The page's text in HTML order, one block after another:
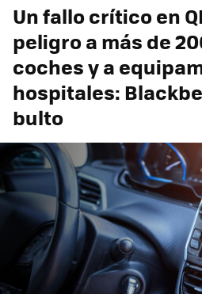
Un fallo crítico en
peligro a más de
coches y a
hospitales:
bulto